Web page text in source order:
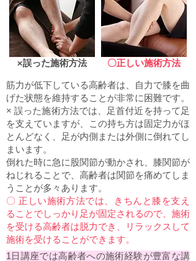
×誤った施術方法 〇正しい施術方法
筋力が低下している高齢者は、自力で膝を曲
げた状態を維持することが非常に困難です。
× 誤った施術方法では、足首付近を持って足
を支えていますが、この持ち方は固定力がほ
とんどなく、足が内側または外側に倒れてし
まいます。
倒れた時に急に股関節が動かされ、膝関節が
ねじれることで、高齢者は関節を痛めてしま
うことが多々あります。
〇 正しい施術方法では、きちんと膝を支え
ることでしっかり足が固定されるので、施術
を受ける高齢者は脱力でき、リラックスして
施術を受けることができます。
1日講座では高齢者への施術経験が豊富な講